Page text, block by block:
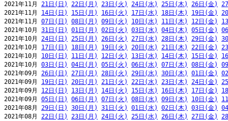
2021年11月 21日(日) 22日(月) 23日(火) 24日(水) 25日(木) 26日(金)
2021年11月 14日(日) 15日(月) 16日(火) 17日(水) 18日(木) 19日(金)
2021年11月 07日(日) 08日(月) 09日(火) 10日(水) 11日(木) 12日(金)
2021年10月 31日(日) 01日(月) 02日(火) 03日(水) 04日(木) 05日(金)
2021年10月 24日(日) 25日(月) 26日(火) 27日(水) 28日(木) 29日(金)
2021年10月 17日(日) 18日(月) 19日(火) 20日(水) 21日(木) 22日(金)
2021年10月 10日(日) 11日(月) 12日(火) 13日(水) 14日(木) 15日(金)
2021年10月 03日(日) 04日(月) 05日(火) 06日(水) 07日(木) 08日(金)
2021年09月 26日(日) 27日(月) 28日(火) 29日(水) 30日(木) 01日(金)
2021年09月 19日(日) 20日(月) 21日(火) 22日(水) 23日(木) 24日(金)
2021年09月 12日(日) 13日(月) 14日(火) 15日(水) 16日(木) 17日(金)
2021年09月 05日(日) 06日(月) 07日(火) 08日(水) 09日(木) 10日(金)
2021年08月 29日(日) 30日(月) 31日(火) 01日(水) 02日(木) 03日(金)
2021年08月 22日(日) 23日(月) 24日(火) 25日(水) 26日(木) 27日(金)